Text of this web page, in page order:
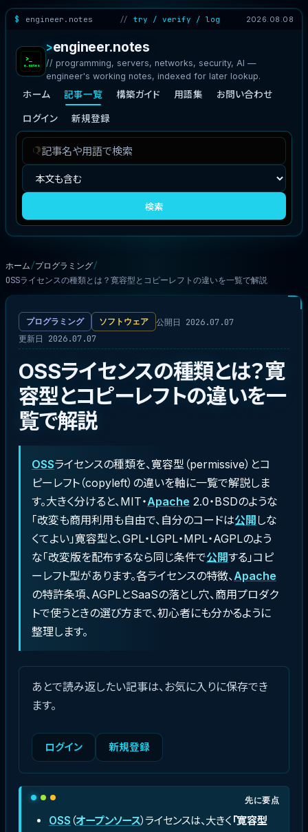
engineer.notes try / verify / log 2026.08.08
engineer.notes
// programming, servers, networks, security, AI —
engineer's working notes, indexed for later lookup.
ホーム 記事一覧 構築ガイド 用語集 お問い合わせ
ログイン 新規登録
事
検
索
索
象
検索
ホーム プログラミング
OSSライセンスの種類とは？寛容型とコピーレフトの違いを一覧で解説
プログラミング ソフトウェア
公開日 2026.07.07
更新日 2026.07.07
OSSライセンスの種類とは？寛
容型とコピーレフトの違いを一
覧で解説
OSSライセンスの種類を、寛容型（permissive）とコ
ピーレフト（copyleft）の違いを軸に一覧で解説しま
す。大きく分けると、MIT・Apache 2.0・BSDのような
「改変も商用利用も自由で、自分のコードは公開 しな
くてよい」寛容型と、GPL・LGPL・MPL・AGPLのよう
な「改変版を配布するなら同じ条件で公開する」コピ
ーレフト型があります。各ライセンスの特徴、Apache
の特許条項、AGPLとSaaSの落とし穴、商用プロダク
トで使うときの選び方まで、初心者にも分かるように
整理します。
あとで読み返したい記事は、お気に入りに保存でき
ます。
ログイン 新規登録
先に要点
OSS （オープンソース）ライセンスは、大きく 「寛容型